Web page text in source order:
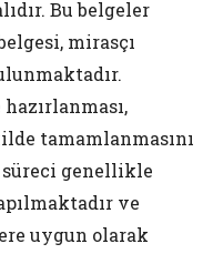
Bu belgeler
mirasçı
tamamlanmasını
süreci genellikle
ve
uygun olarak